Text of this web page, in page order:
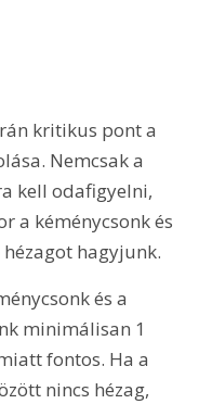
kritikus pont a
Nemcsak a
kell odafigyelni,
a kéménycsonk és
hagyjunk.
és a
minimálisan 1
fontos. Ha a
nincs hézag,